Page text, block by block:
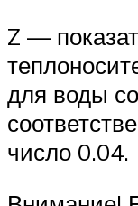
Z —
для воды
число 0.04.